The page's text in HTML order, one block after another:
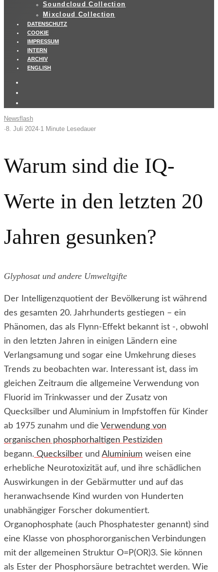
Soundcloud Collection
Mixcloud Collection
DATENSCHUTZ
COOKIE
IMPRESSUM
INTERN
ARCHIV
ENGLISH
Newsflash
·8. Juli 2024·1 Minute Lesedauer
Warum sind die IQ-
Werte in den letzten 20
Jahren gesunken?
Glyphosat und andere Umweltgifte
Der Intelligenzquotient der Bevölkerung ist während
des gesamten 20. Jahrhunderts gestiegen – ein
Phänomen, das als Flynn-Effekt bekannt ist -, obwohl
in den letzten Jahren in einigen Ländern eine
Verlangsamung und sogar eine Umkehrung dieses
Trends zu beobachten war. Interessant ist, dass im
gleichen Zeitraum die allgemeine Verwendung von
Fluorid im Trinkwasser und der Zusatz von
Quecksilber und Aluminium in Impfstoffen für Kinder
ab 1975 zunahm und die Verwendung von
organischen phosphorhaltigen Pestiziden
begann. Quecksilber und Aluminium weisen eine
erhebliche Neurotoxizität auf, und ihre schädlichen
Auswirkungen in der Gebärmutter und auf das
heranwachsende Kind wurden von Hunderten
unabhängiger Forscher dokumentiert.
Organophosphate (auch Phosphatester genannt) sind
eine Klasse von phosphororganischen Verbindungen
mit der allgemeinen Struktur O=P(OR)3. Sie können
als Ester der Phosphorsäure betrachtet werden. Wie